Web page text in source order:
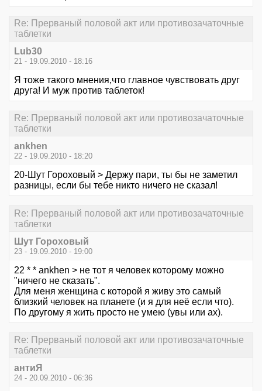
Re: Прерваный половой акт или противозачаточные
таблетки
Lub30
21 - 19.09.2010 - 18:16
Я тоже такого мнения,что главное чувствовать друг
друга! И муж против таблеток!
Re: Прерваный половой акт или противозачаточные
таблетки
ankhen
22 - 19.09.2010 - 18:20
20-Шут Гороховый > Держу пари, ты бы не заметил
разницы, если бы тебе никто ничего не сказал!
Re: Прерваный половой акт или противозачаточные
таблетки
Шут Гороховый
23 - 19.09.2010 - 19:00
22 * * ankhen > не тот я человек которому можно
"ничего не сказать".
Для меня женщина с которой я живу это самый
близкий человек на планете (и я для неё если что).
По другому я жить просто не умею (увы или ах).
Re: Прерваный половой акт или противозачаточные
таблетки
антиЯ
24 - 20.09.2010 - 06:36